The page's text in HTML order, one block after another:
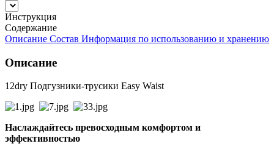
Инструкция
Содержание
Описание Состав Информация по использованию и хранению
Описание
12dry Подгузники-трусики Easy Waist
Наслаждайтесь превосходным комфортом и
эффективностью